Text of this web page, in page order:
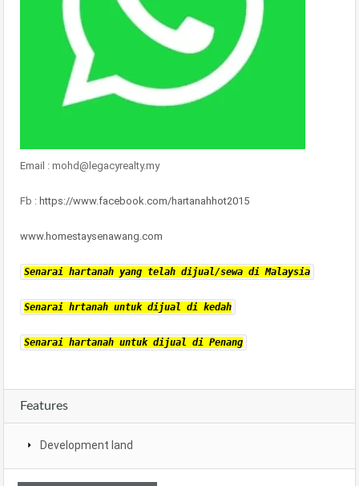
Email : mohd@legacyrealty.my
Fb : https://www.facebook.com/hartanahhot2015
www.homestaysenawang.com
Senarai hartanah yang telah dijual/sewa di Malaysia
Senarai hrtanah untuk dijual di kedah
Senarai hartanah untuk dijual di Penang
Features
Development land